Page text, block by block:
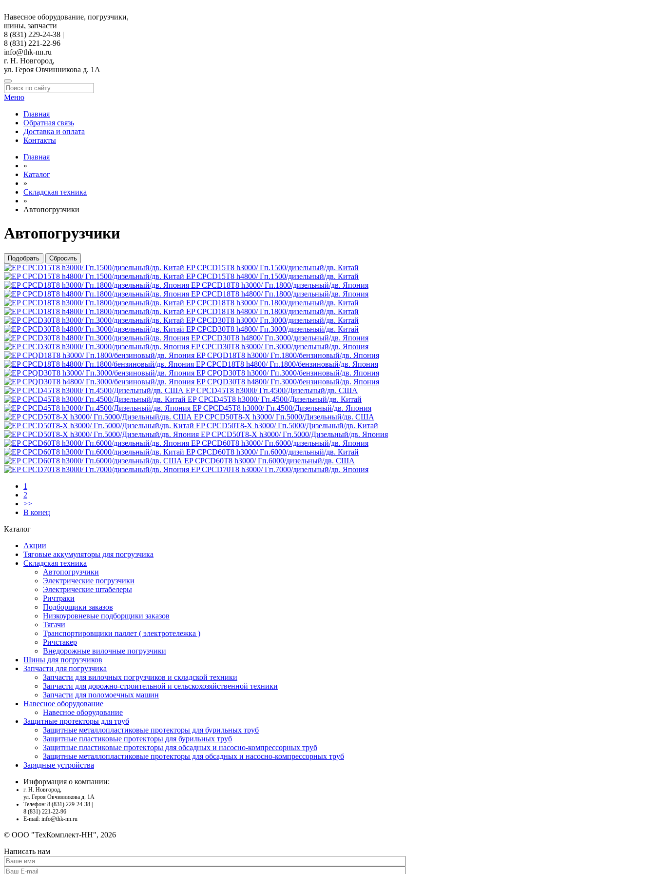
Навесное оборудование, погрузчики,
шины, запчасти
8 (831) 229-24-38 |
8 (831) 221-22-96
info@thk-nn.ru
г. Н. Новгород,
ул. Героя Овчинникова д. 1А
Меню
Главная
Обратная связь
Доставка и оплата
Контакты
Главная
»
Каталог
»
Складская техника
»
Автопогрузчики
Автопогрузчики
Подобрать Сбросить
EP CPCD15T8 h3000/ Гп.1500/дизельный/дв. Китай
EP CPCD15T8 h4800/ Гп.1500/дизельный/дв. Китай
EP CPCD18T8 h3000/ Гп.1800/дизельный/дв. Япония
EP CPCD18T8 h4800/ Гп.1800/дизельный/дв. Япония
EP CPCD18T8 h3000/ Гп.1800/дизельный/дв. Китай
EP CPCD18T8 h4800/ Гп.1800/дизельный/дв. Китай
EP CPCD30T8 h3000/ Гп.3000/дизельный/дв. Китай
EP CPCD30T8 h4800/ Гп.3000/дизельный/дв. Китай
EP CPCD30T8 h4800/ Гп.3000/дизельный/дв. Япония
EP CPCD30T8 h3000/ Гп.3000/дизельный/дв. Япония
EP CPQD18T8 h3000/ Гп.1800/бензиновый/дв. Япония
EP CPCD18T8 h4800/ Гп.1800/бензиновый/дв. Япония
EP CPQD30T8 h3000/ Гп.3000/бензиновый/дв. Япония
EP CPQD30T8 h4800/ Гп.3000/бензиновый/дв. Япония
EP CPCD45T8 h3000/ Гп.4500/Дизельный/дв. США
EP CPCD45T8 h3000/ Гп.4500/Дизельный/дв. Китай
EP CPCD45T8 h3000/ Гп.4500/Дизельный/дв. Япония
EP CPCD50T8-X h3000/ Гп.5000/Дизельный/дв. США
EP CPCD50T8-X h3000/ Гп.5000/Дизельный/дв. Китай
EP CPCD50T8-X h3000/ Гп.5000/Дизельный/дв. Япония
EP CPCD60T8 h3000/ Гп.6000/дизельный/дв. Япония
EP CPCD60T8 h3000/ Гп.6000/дизельный/дв. Китай
EP CPCD60T8 h3000/ Гп.6000/дизельный/дв. США
EP CPCD70T8 h3000/ Гп.7000/дизельный/дв. Япония
1
2
>>
В конец
Каталог
Акции
Тяговые аккумуляторы для погрузчика
Складская техника
Автопогрузчики
Электрические погрузчики
Электрические штабелеры
Ричтраки
Подборщики заказов
Низкоуровневые подборщики заказов
Тягачи
Транспортировщики паллет ( электротележка )
Ричстакер
Внедорожные вилочные погрузчики
Шины для погрузчиков
Запчасти для погрузчика
Запчасти для вилочных погрузчиков и складской техники
Запчасти для дорожно-строительной и сельскохозяйственной техники
Запчасти для поломоечных машин
Навесное оборудование
Навесное оборудование
Защитные протекторы для труб
Защитные металлопластиковые протекторы для бурильных труб
Защитные пластиковые протекторы для бурильных труб
Защитные пластиковые протекторы для обсадных и насосно-компрессорных труб
Защитные металлопластиковые протекторы для обсадных и насосно-компрессорных труб
Зарядные устройства
Информация о компании:
г. Н. Новгород,
ул. Героя Овчинникова д. 1А
Телефон: 8 (831) 229-24-38 |
8 (831) 221-22-96
E-mail: info@thk-nn.ru
© ООО "ТехКомплект-НН", 2026
Написать нам